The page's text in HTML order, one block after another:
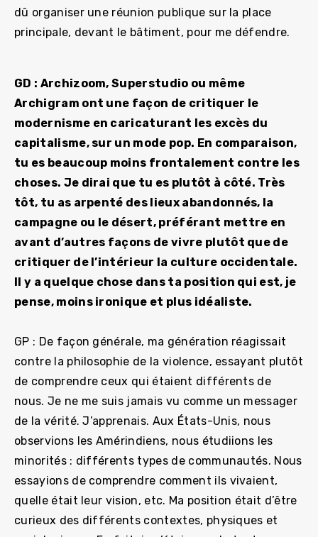
dû organiser une réunion publique sur la place
principale, devant le bâtiment, pour me défendre.
GD : Archizoom, Superstudio ou même
Archigram ont une façon de critiquer le
modernisme en caricaturant les excès du
capitalisme, sur un mode pop. En comparaison,
tu es beaucoup moins frontalement contre les
choses. Je dirai que tu es plutôt à côté. Très
tôt, tu as arpenté des lieux abandonnés, la
campagne ou le désert, préférant mettre en
avant d’autres façons de vivre plutôt que de
critiquer de l’intérieur la culture occidentale.
Il y a quelque chose dans ta position qui est, je
pense, moins ironique et plus idéaliste.
GP : De façon générale, ma génération réagissait
contre la philosophie de la violence, essayant plutôt
de comprendre ceux qui étaient différents de
nous. Je ne me suis jamais vu comme un messager
de la vérité. J’apprenais. Aux États-Unis, nous
observions les Amérindiens, nous étudiions les
minorités : différents types de communautés. Nous
essayions de comprendre comment ils vivaient,
quelle était leur vision, etc. Ma position était d’être
curieux des différents contextes, physiques et